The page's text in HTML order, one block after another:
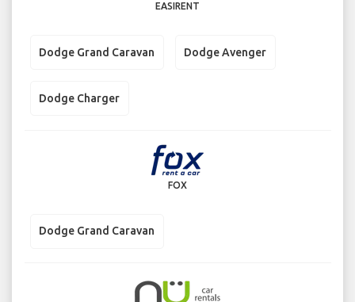
EASIRENT
Dodge Grand Caravan Dodge Avenger
Dodge Charger
FOX
Dodge Grand Caravan